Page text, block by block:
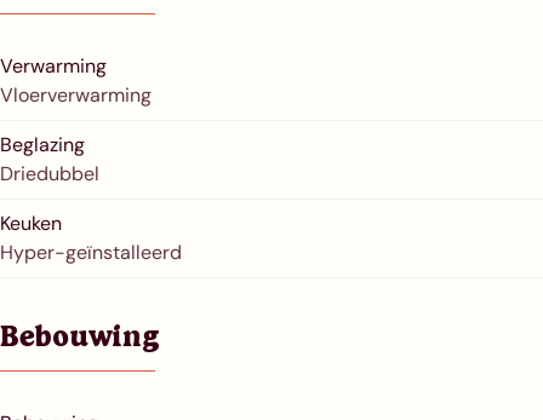
Verwarming
Vloerverwarming
Beglazing
Driedubbel
Keuken
Hyper-geïnstalleerd
Bebouwing